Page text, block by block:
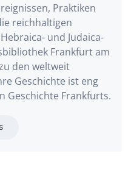
Praktiken
reichhaltigen
und Judaica-
Frankfurt am
den weltweit
Geschichte ist eng
Geschichte Frankfurts.